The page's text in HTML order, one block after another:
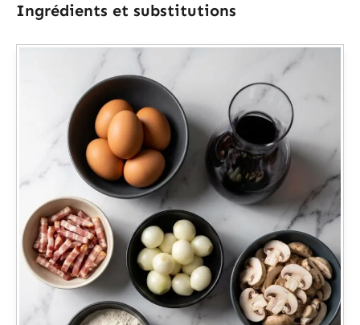
Ingrédients et substitutions